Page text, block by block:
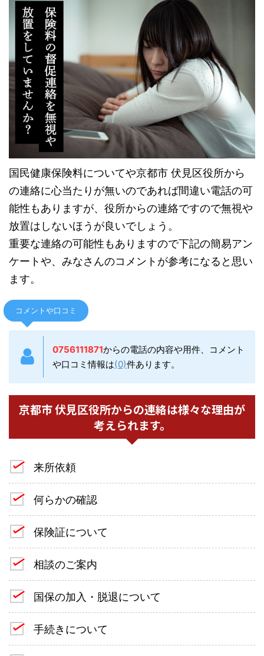
国民健康保険料についてや京都市 伏見区役所から
の連絡に心当たりが無いのであれば間違い電話の可
能性もありますが、役所からの連絡ですので無視や
放置はしないほうが良いでしょう。
重要な連絡の可能性もありますので下記の簡易アン
ケートや、みなさんのコメントが参考になると思い
ます。
コメントや口コミ
0756111871からの電話の内容や用件、コメント
や口コミ情報は(0)件あります。
京都市 伏見区役所からの連絡は様々な理由が
考えられます。
来所依頼
何らかの確認
保険証について
相談のご案内
国保の加入・脱退について
手続きについて